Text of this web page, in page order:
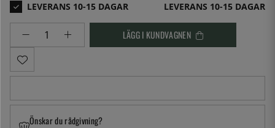
LEVERANS 10-15 DAGAR
LÄGG I KUNDVAGNEN
Önskar du rådgivning?